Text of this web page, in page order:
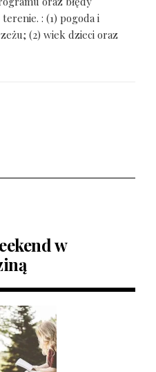
: (1) pogoda i
(2) wiek dzieci oraz
w